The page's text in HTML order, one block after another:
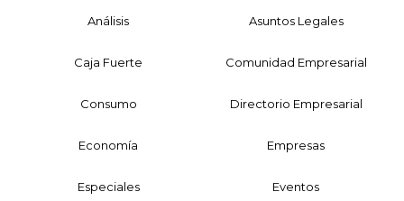
Análisis Asuntos Legales
Caja Fuerte Comunidad Empresarial
Consumo Directorio Empresarial
Economía Empresas
Especiales Eventos